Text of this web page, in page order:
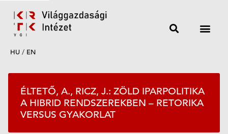
HU / EN
ÉLTETŐ, A., RICZ, J.: ZÖLD IPARPOLITIKA
A HIBRID RENDSZEREKBEN – RETORIKA
VERSUS GYAKORLAT